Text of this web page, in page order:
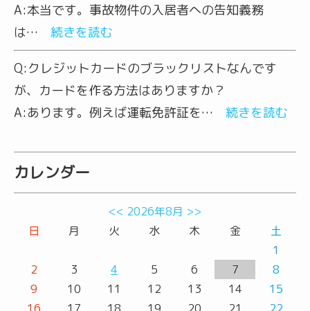
A:本当です。事故物件の入居者への告知義務
は… 続きを読む
Q: クレジットカードのブラックリストなんです
が、カードを作る方法はありますか？
A: あります。例えば運転免許証を… 続きを読む
カレンダー
<< 2026年8月 >>
日
月 火 水 木 金
土
1
2
3 4 5 6 7
8
9
10 11 12 13 14
15